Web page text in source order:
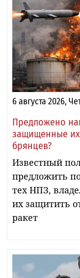
6 августа 2026,
Предложено
защищенные
брянцев?
Известный
предложить
тех НПЗ,
их защитить
ракет